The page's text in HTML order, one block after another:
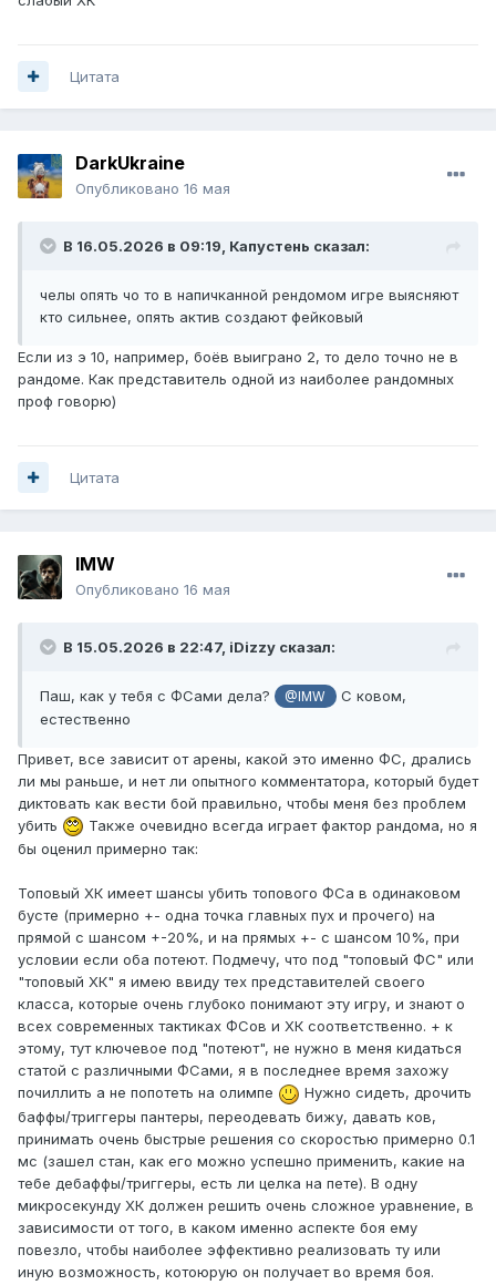
Цитата
DarkUkraine
Опубликовано 16 мая
В 16.05.2026 в 09:19, Капустень сказал:
челы опять чо то в напичканной рендомом игре выясняют
кто сильнее, опять актив создают фейковый
Если из э 10, например, боёв выиграно 2, то дело точно не в
рандоме. Как представитель одной из наиболее рандомных
проф говорю)
Цитата
IMW
Опубликовано 16 мая
В 15.05.2026 в 22:47, iDizzy сказал:
Паш, как у тебя с ФСами дела? @IMW
С ковом,
естественно
Привет, все зависит от арены, какой это именно ФС, дрались
ли мы раньше, и нет ли опытного комментатора, который будет
диктовать как вести бой правильно, чтобы меня без проблем
убить
Также очевидно всегда играет фактор рандома, но я
бы оценил примерно так:
Топовый ХК имеет шансы убить топового ФСа в одинаковом
бусте (примерно +- одна точка главных пух и прочего) на
прямой с шансом +-20%, и на прямых +- с шансом 10%, при
условии если оба потеют. Подмечу, что под "топовый ФС" или
"топовый ХК" я имею ввиду тех представителей своего
класса, которые очень глубоко понимают эту игру, и знают о
всех современных тактиках ФСов и ХК соответственно. + к
этому, тут ключевое под "потеют", не нужно в меня кидаться
статой с различными ФСами, я в последнее время захожу
почиллить а не попотеть на олимпе
Нужно сидеть, дрочить
баффы/триггеры пантеры, переодевать бижу, давать ков,
принимать очень быстрые решения со скоростью примерно 0.1
мс (зашел стан, как его можно успешно применить, какие на
тебе дебаффы/триггеры, есть ли целка на пете). В одну
микросекунду ХК должен решить очень сложное уравнение, в
зависимости от того, в каком именно аспекте боя ему
повезло, чтобы наиболее эффективно реализовать ту или
иную возможность, котоюрую он получает во время боя.